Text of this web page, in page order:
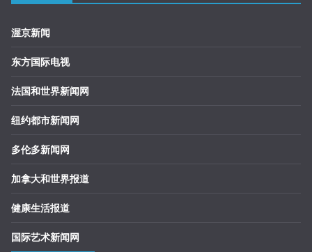
渥京新闻
东方国际电视
法国和世界新闻网
纽约都市新闻网
多伦多新闻网
加拿大和世界报道
健康生活报道
国际艺术新闻网